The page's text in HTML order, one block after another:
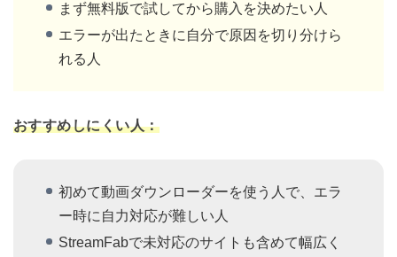
まず無料版で試してから購入を決めたい人
エラーが出たときに自分で原因を切り分けら
れる人
おすすめしにくい人：
初めて動画ダウンローダーを使う人で、エラ
ー時に自力対応が難しい人
StreamFabで未対応のサイトも含めて幅広く